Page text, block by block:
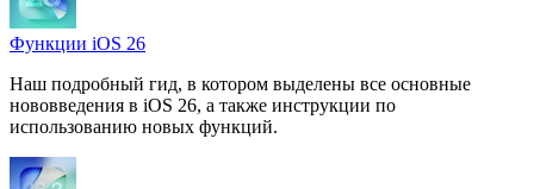
Функции iOS 26
Наш подробный гид, в котором выделены все основные
нововведения в iOS 26, а также инструкции по
использованию новых функций.